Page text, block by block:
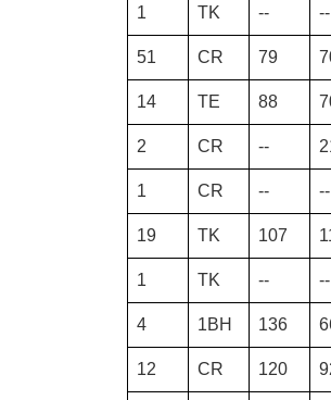
1 TK -- --
51 CR 79
14 TE 88
2 CR --
1 CR -- --
19 TK 107
1 TK -- --
4 1BH 136
12 CR 120